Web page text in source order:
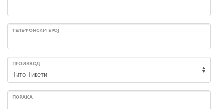
ТЕЛЕФОНСКИ БРОЈ
ПРОИЗВОД
ПОРАКА